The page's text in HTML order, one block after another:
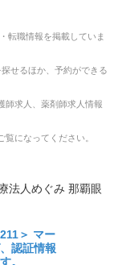
転職情報を掲載していま
せるほか、予約ができる
師求人、薬剤師求人情報
になってください。
法人めぐみ 那覇眼